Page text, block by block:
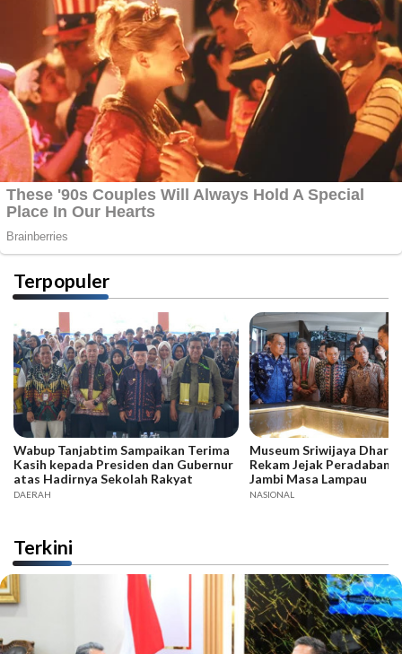
Terpopuler
Wabup Tanjabtim Sampaikan Terima
Kasih kepada Presiden dan Gubernur
atas Hadirnya Sekolah Rakyat
DAERAH
Museum Sriwijaya
Rekam Jejak Peradaban
Jambi Masa Lampau
NASIONAL
Terkini